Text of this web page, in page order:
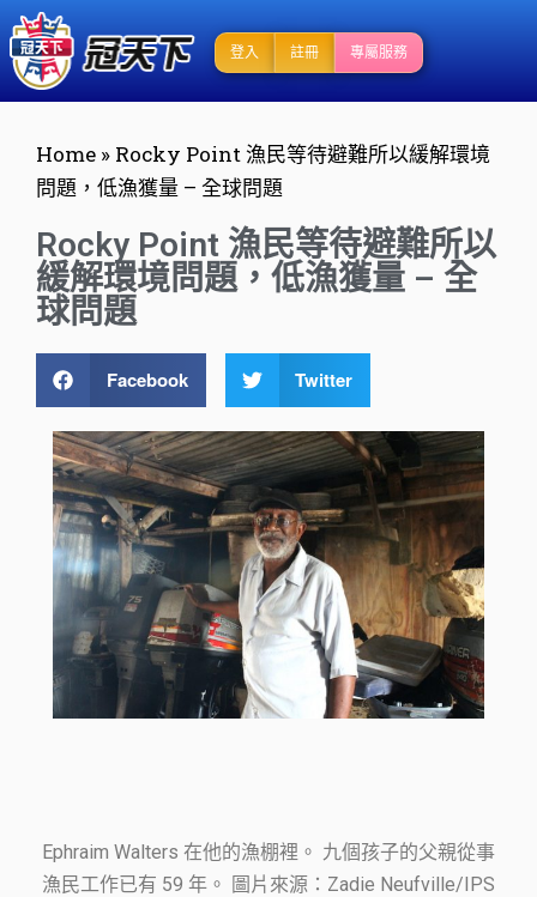
登入 註冊 專屬服務
Home » Rocky Point 漁民等待避難所以緩解環境
問題，低漁獲量 – 全球問題
Rocky Point 漁民等待避難所以
緩解環境問題，低漁獲量 – 全
球問題
Facebook Twitter
Ephraim Walters 在他的漁棚裡。 九個孩子的父親從事
漁民工作已有 59 年。 圖片來源：Zadie Neufville/IPS